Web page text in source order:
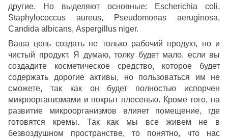
другие. Но выделяют основные: Escherichia coli,
Staphylococcus aureus, Pseudomonas aeruginosa,
Candida albicans, Aspergillus niger.
Ваша цель создать не только рабочий продукт, но и
чистый продукт. Я думаю, толку будет мало, если вы
создадите косметическое средство, которое будет
содержать дорогие активы, но пользоваться им не
сможете, так как он будет полностью испорчен
микроорганизмами и покрыт плесенью. Кроме того, на
развитие микроорганизмов влияет помещение, где
готовятся кремы. Так как мы все живем не в
безвоздушном пространстве, то понятно, что нас